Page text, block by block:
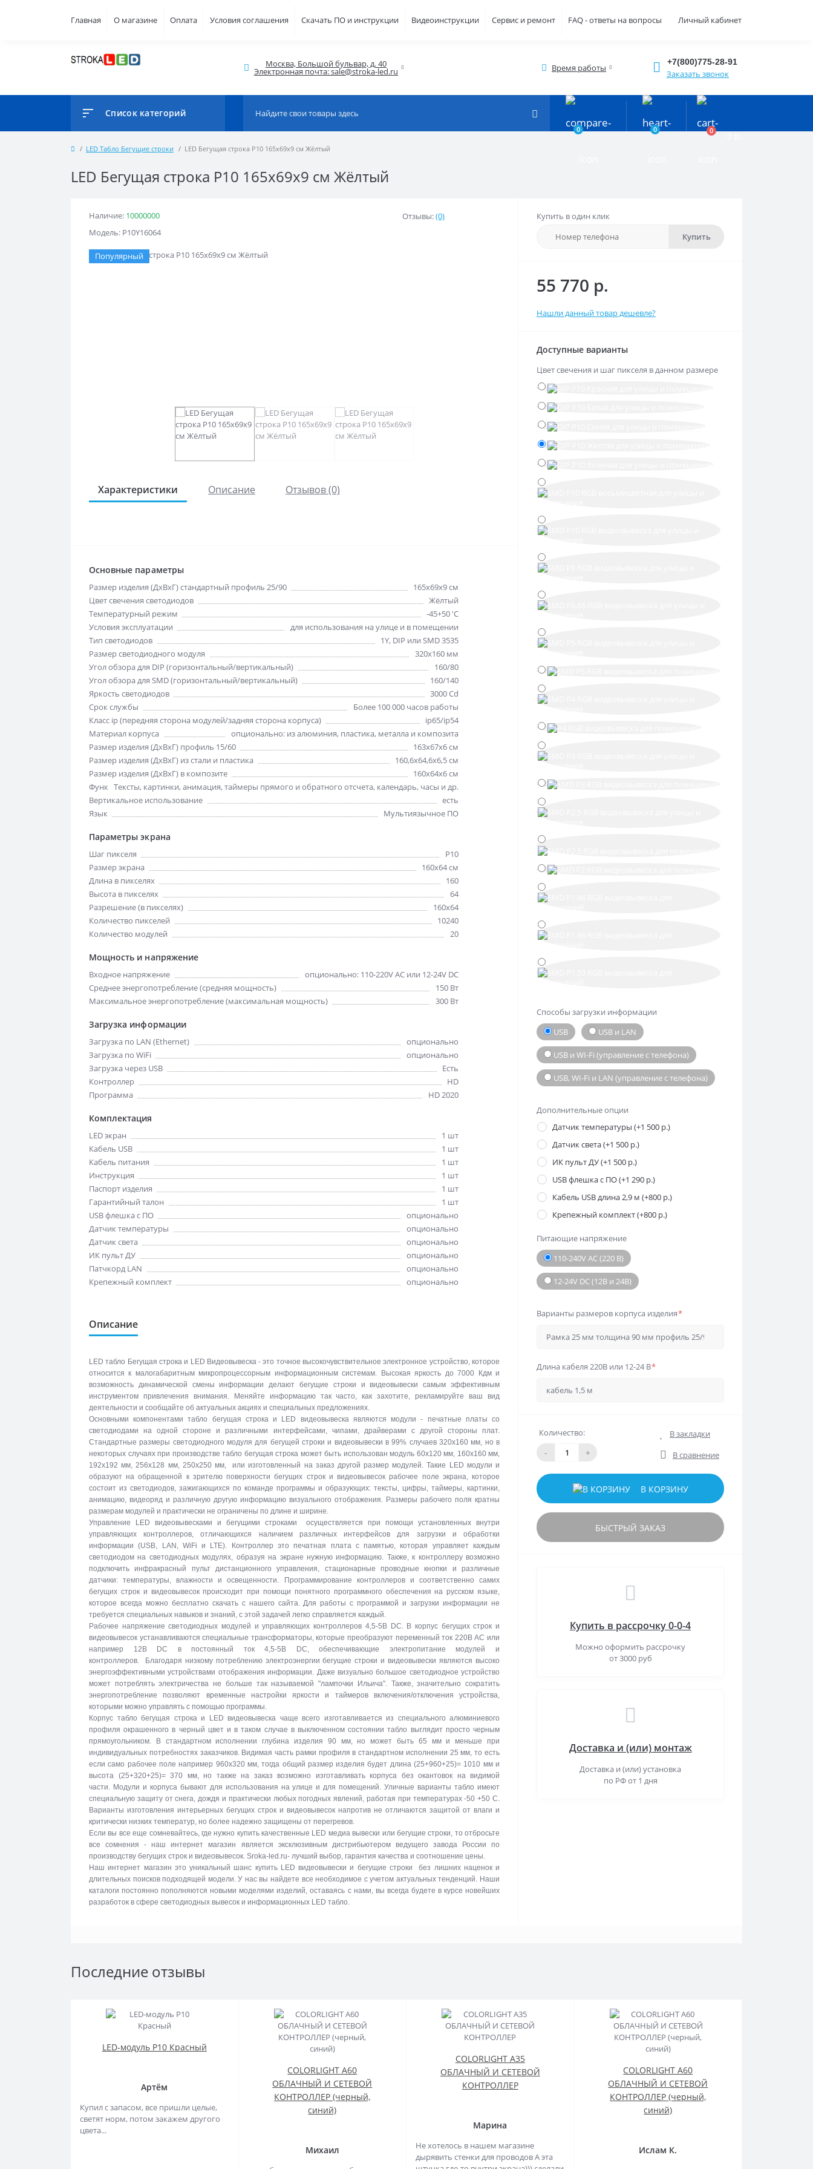
Главная О магазине Оплата Условия соглашения Скачать ПО и инструкции Видеоинструкции Сервис и ремонт FAQ - ответы на вопросы Личный кабинет
Москва, Большой бульвар, д. 40
Электронная почта: sale@stroka-led.ru Время работы
+7(800)775-28-91
Заказать звонок
Список категорий
0 0 0
LED Табло Бегущие строки LED Бегущая строка Р10 165x69x9 см Жёлтый
LED Бегущая строка Р10 165x69x9 см Жёлтый
Наличие: 10000000
Модель: Р10Y16064
Отзывы:(0)
Популярный
Характеристики Описание Отзывов (0)
Основные параметры
Размер изделия (ДхВхГ) стандартный профиль 25/90
165х69х9 см
Цвет свечения светодиодов
Жёлтый
Температурный режим
-45+50 'C
Условия эксплуатации
для использования на улице и в помещении
Тип светодиодов
1Y, DIP или SMD 3535
Размер светодиодного модуля
320х160 мм
Угол обзора для DIP (горизонтальный/вертикальный)
160/80
Угол обзора для SMD (горизонтальный/вертикальный)
160/140
Яркость светодиодов
3000 Cd
Срок службы
Более 100 000 часов работы
Класс ip (передняя сторона модулей/задняя сторона корпуса)
ip65/ip54
Материал корпуса
опционально: из алюминия, пластика, металла и композита
Размер изделия (ДхВхГ) профиль 15/60
163х67х6 см
Размер изделия (ДхВхГ) из стали и пластика
160,6х64,6х6,5 см
Размер изделия (ДхВхГ) в композите
160х64х6 см
Функции отображения
Тексты, картинки, анимация, таймеры прямого и обратного отсчета, календарь, часы и др.
Вертикальное использование
есть
Язык
Мультиязычное ПО
Параметры экрана
Шаг пикселя
Р10
Размер экрана
160х64 см
Длина в пикселях
160
Высота в пикселях
64
Разрешение (в пикселях)
160x64
Количество пикселей
10240
Количество модулей
20
Мощность и напряжение
Входное напряжение
опционально: 110-220V AC или 12-24V DC
Среднее энергопотребление (средняя мощность)
150 Вт
Максимальное энергопотребление (максимальная мощность)
300 Вт
Загрузка информации
Загрузка по LAN (Ethernet)
опционально
Загрузка по WiFi
опционально
Загрузка через USB
Есть
Контроллер
HD
Программа
HD 2020
Комплектация
LED экран
1 шт
Кабель USB
1 шт
Кабель питания
1 шт
Инструкция
1 шт
Паспорт изделия
1 шт
Гарантийный талон
1 шт
USB флешка с ПО
опционально
Датчик температуры
опционально
Датчик света
опционально
ИК пульт ДУ
опционально
Патчкорд LAN
опционально
Крепежный комплект
опционально
Описание
LED табло Бегущая строка и LED Видеовывеска - это точное высокочувствительное электронное устройство, которое
относится к малогабаритным микропроцессорным информационным системам. Высокая яркость до 7000 Кдм и
возможность динамической смены информации делают бегущие строки и видеовывески самым эффективным
инструментом привлечения внимания. Меняйте информацию так часто, как захотите, рекламируйте ваш вид
деятельности и сообщайте об актуальных акциях и специальных предложениях.
Основными компонентами табло бегущая строка и LED видеовывеска являются модули - печатные платы со
светодиодами на одной стороне и различными интерфейсами, чипами, драйверами с другой стороны плат.
Стандартные размеры светодиодного модуля для бегущей строки и видеовывески в 99% случаев 320х160 мм, но в
некоторых случаях при производстве табло бегущая строка может быть использован модуль 60х120 мм, 160х160 мм,
192х192 мм, 256х128 мм, 250х250 мм, или изготовленный на заказ другой размер модулей. Такие LED модули и
образуют на обращенной к зрителю поверхности бегущих строк и видеовывесок рабочее поле экрана, которое
состоит из светодиодов, зажигающихся по команде программы и образующих: тексты, цифры, таймеры, картинки,
анимацию, видеоряд и различную другую информацию визуального отображения. Размеры рабочего поля кратны
размерам модулей и практически не ограничены по длине и ширине.
Управление LED видеовывесками и бегущими строками осуществляется при помощи установленных внутри
управляющих контроллеров, отличающихся наличием различных интерфейсов для загрузки и обработки
информации (USB, LAN, WiFi и LTE). Контроллер это печатная плата с памятью, которая управляет каждым
светодиодом на светодиодных модулях, образуя на экране нужную информацию. Также, к контроллеру возможно
подключить инфракрасный пульт дистанционного управления, стационарные проводные кнопки и различные
датчики: температуры, влажности и освещенности. Программирование контроллеров и соответственно самих
бегущих строк и видеовывесок происходит при помощи понятного программного обеспечения на русском языке,
которое всегда можно бесплатно скачать с нашего сайта. Для работы с программой и загрузки информации не
требуется специальных навыков и знаний, с этой задачей легко справляется каждый.
Рабочее напряжение светодиодных модулей и управляющих контроллеров 4,5-5В DC. В корпус бегущих строк и
видеовывесок устанавливаются специальные трансформаторы, которые преобразуют переменный ток 220В АС или
например 12В DC в постоянный ток 4,5-5В DC, обеспечивающие электропитание модулей и
контроллеров. Благодаря низкому потреблению электроэнергии бегущие строки и видеовывески являются высоко
энергоэффективными устройствами отображения информации. Даже визуально большое светодиодное устройство
может потреблять электричества не больше так называемой "лампочки Ильича". Также, значительно сократить
энергопотребление позволяют временные настройки яркости и таймеров включения/отключения устройства,
которыми можно управлять с помощью программы.
Корпус табло бегущая строка и LED видеовывеска чаще всего изготавливается из специального алюминиевого
профиля окрашенного в черный цвет и в таком случае в выключенном состоянии табло выглядит просто черным
прямоугольником. В стандартном исполнении глубина изделия 90 мм, но может быть 65 мм и меньше при
индивидуальных потребностях заказчиков. Видимая часть рамки профиля в стандартном исполнении 25 мм, то есть
если само рабочее поле например 960х320 мм, тогда общий размер изделия будет длина (25+960+25)= 1010 мм и
высота (25+320+25)= 370 мм, но также на заказ возможно изготавливать корпуса без окантовок на видимой
части. Модули и корпуса бывают для использования на улице и для помещений. Уличные варианты табло имеют
специальную защиту от снега, дождя и практически любых погодных явлений, работая при температурах -50 +50 C.
Варианты изготовления интерьерных бегущих строк и видеовывесок напротив не отличаются защитой от влаги и
критически низких температур, но более надежно защищены от перегревов.
Если вы все еще сомневайтесь, где нужно купить качественные LED медиа вывески или бегущие строки, то отбросьте
все сомнения - наш интернет магазин является эксклюзивным дистрибьютером ведущего завода России по
производству бегущих строк и видеовывесок. Sroka-led.ru- лучший выбор, гарантия качества и соотношение цены.
Наш интернет магазин это уникальный шанс купить LED видеовывески и бегущие строки без лишних наценок и
длительных поисков подходящей модели. У нас вы найдете все необходимое с учетом актуальных тенденций. Наши
каталоги постоянно пополняются новыми моделями изделий, оставаясь с нами, вы всегда будете в курсе новейших
разработок в сфере светодиодных вывесок и информационных LED табло.
Купить в один клик
Купить
55 770 р.
Нашли данный товар дешевле?
Доступные варианты
Цвет свечения и шаг пикселя в данном размере
Способы загрузки информации
USB
USB и LAN
USB и WI-Fi (управление с телефона)
USB, WI-Fi и LAN (управление с телефона)
Дополнительные опции
Датчик температуры (+1 500 р.)
Датчик света (+1 500 р.)
ИК пульт ДУ (+1 500 р.)
USB флешка с ПО (+1 290 р.)
Кабель USB длина 2,9 м (+800 р.)
Крепежный комплект (+800 р.)
Питающие напряжение
110-240V AC (220 В)
12-24V DC (12В и 24В)
Варианты размеров корпуса изделия*
Длина кабеля 220В или 12-24 В*
Количество:
- +
В закладки
В сравнение
В КОРЗИНУ
БЫСТРЫЙ ЗАКАЗ
Купить в рассрочку 0-0-4
Можно оформить рассрочку
от 3000 руб
Доставка и (или) монтаж
Доставка и (или) установка
по РФ от 1 дня
Последние отзывы
LED-модуль P10 Красный
Артём
Купил с запасом, все пришли целые,
светят норм, потом закажем другого
цвета...
COLORLIGHT A60
ОБЛАЧНЫЙ И СЕТЕВОЙ
КОНТРОЛЛЕР (черный,
синий)
Михаил
COLORLIGHT A35
ОБЛАЧНЫЙ И СЕТЕВОЙ
КОНТРОЛЛЕР
Марина
Не хотелось в нашем магазине
дырявить стенки для проводов А эта
COLORLIGHT A60
ОБЛАЧНЫЙ И СЕТЕВОЙ
КОНТРОЛЛЕР (черный,
синий)
Ислам К.